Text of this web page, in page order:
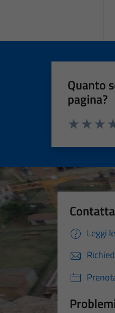
Quanto
pagina?
Leggi